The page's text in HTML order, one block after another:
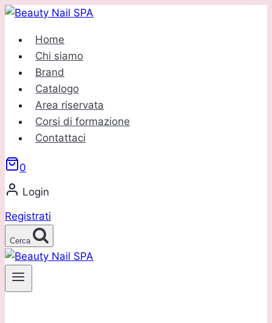
Salta
contenuto
Home
Chi siamo
Brand
Catalogo
Area riservata
Corsi di formazione
Contattaci
0
Login
Registrati
Cerca